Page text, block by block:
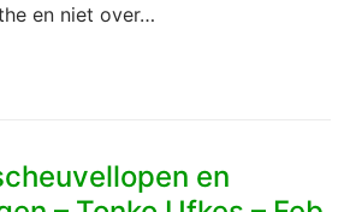
en niet over…
en